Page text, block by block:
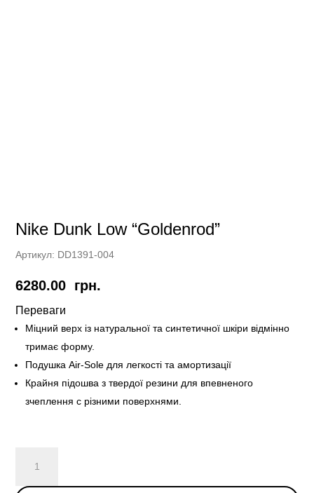
Nike Dunk Low “Goldenrod”
Артикул: DD1391-004
6280.00 грн.
Переваги
Міцний верх із натуральної та синтетичної шкіри відмінно
тримає форму.
Подушка Air-Sole для легкості та амортизації
Крайня підошва з твердої резини для впевненого
зчеплення с різними поверхнями.
Dunk
Low